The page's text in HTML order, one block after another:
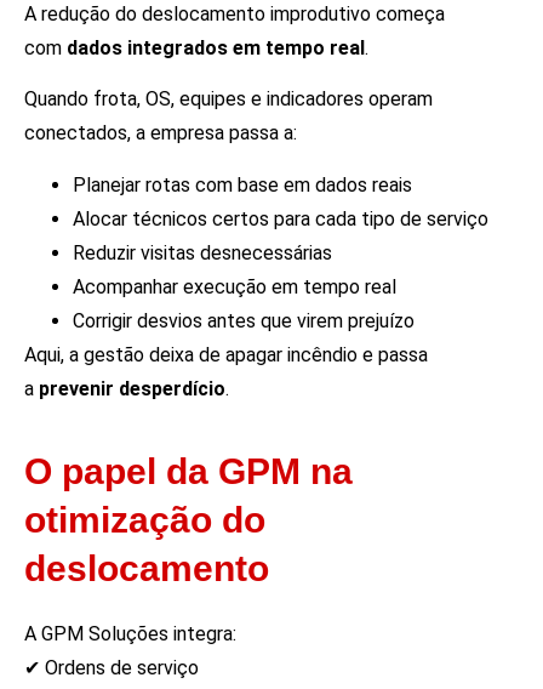
A redução do deslocamento improdutivo começa
com dados integrados em tempo real.
Quando frota, OS, equipes e indicadores operam
conectados, a empresa passa a:
Planejar rotas com base em dados reais
Alocar técnicos certos para cada tipo de serviço
Reduzir visitas desnecessárias
Acompanhar execução em tempo real
Corrigir desvios antes que virem prejuízo
Aqui, a gestão deixa de apagar incêndio e passa
a prevenir desperdício.
O papel da GPM na
otimização do
deslocamento
A GPM Soluções integra:
✔ Ordens de serviço